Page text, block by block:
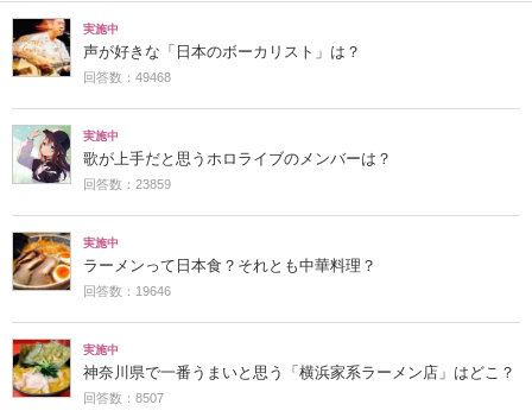
実施中
声が好きな「日本のボーカリスト」は？
回答数：49468
実施中
歌が上手だと思うホロライブのメンバーは？
回答数：23859
実施中
ラーメンって日本食？それとも中華料理？
回答数：19646
実施中
神奈川県で一番うまいと思う「横浜家系ラーメン店」はどこ？
回答数：8507